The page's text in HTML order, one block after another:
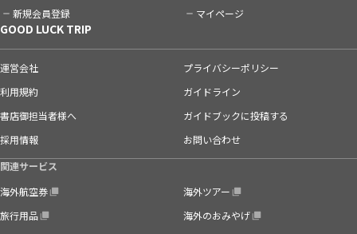
新規会員登録 マイページ
GOOD LUCK TRIP
運営会社
プライバシーポリシー
利用規約
ガイドライン
書店御担当者様へ
ガイドブックに投稿する
採用情報
お問い合わせ
関連サービス
海外航空券
海外ツアー
旅行用品
海外のおみやげ